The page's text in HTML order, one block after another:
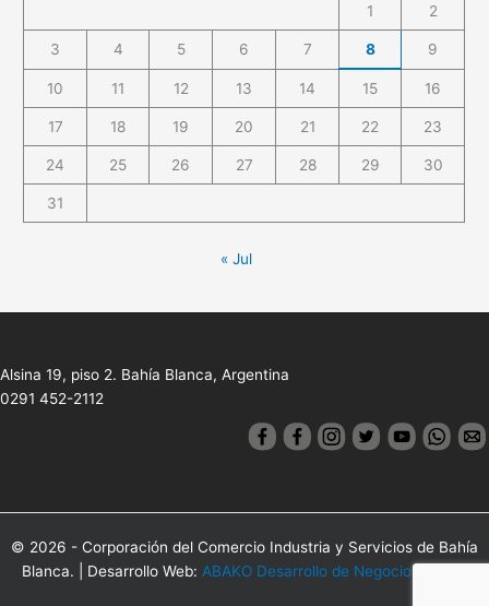
1 2
3 4 5 6 7 8 9
10 11 12 13 14 15 16
17 18 19 20 21 22 23
24 25 26 27 28 29 30
31
« Jul
Alsina 19, piso 2. Bahía Blanca, Argentina
0291 452-2112
© 2026 - Corporación del Comercio Industria y Servicios de Bahía
Blanca. | Desarrollo Web: ABAKO Desarrollo de Negocios Online